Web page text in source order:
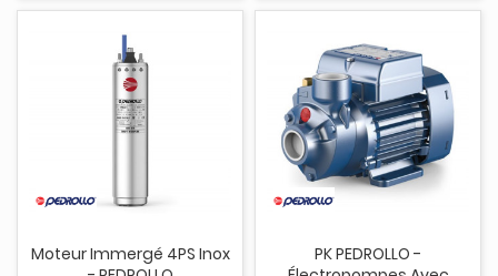
Moteur Immergé 4PS Inox
PK PEDROLLO -